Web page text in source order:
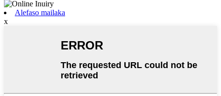
Alefaso mailaka
x